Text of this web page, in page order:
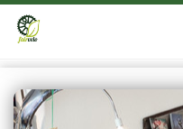
Skip to content